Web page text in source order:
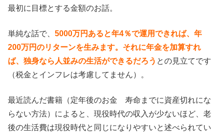
最初に目標とする金額のお話。
単純な話で、 5000万円あると年4％で運用できれば、年
200万円のリターンを生みます。それに年金を加算すれ
ば、独身なら人並みの生活ができるだろう との見立てです
（税金とインフレは考慮してません）。
最近読んだ書籍（定年後のお金 寿命までに資産切れにな
らない方法）によると、現役時代の収入が少ないほど、老
後の生活費は現役時代と同じになりやすいと述べられてい